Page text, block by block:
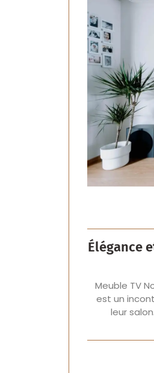
Élégance
Meuble TV
est un
leur